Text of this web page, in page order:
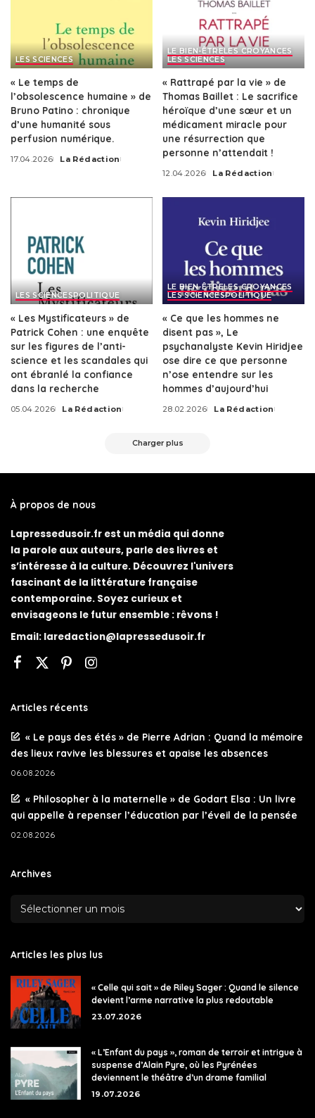
LES SCIENCES
« Le temps de
l’obsolescence humaine » de
Bruno Patino : chronique
d’une humanité sous
perfusion numérique.
17.04.2026
Posted
La Rédaction
LE BIEN-ÊTRELES CROYANCES
LES SCIENCES
« Rattrapé par la vie » de
Thomas Baillet : Le sacrifice
héroïque d’une sœur et un
médicament miracle pour
une résurrection que
personne n’attendait !
12.04.2026
Posted
La Rédaction
LES SCIENCESPOLITIQUE
« Les Mystificateurs » de
Patrick Cohen : une enquête
sur les figures de l’anti-
science et les scandales qui
ont ébranlé la confiance
dans la recherche
05.04.2026
Posted
La Rédaction
LE BIEN-ÊTRELES CROYANCES
LES SCIENCESPOLITIQUE
« Ce que les hommes ne
disent pas », Le
psychanalyste Kevin Hiridjee
ose dire ce que personne
n’ose entendre sur les
hommes d’aujourd’hui
28.02.2026
Posted
La Rédaction
Charger plus
À propos de nous
Lapressedusoir.fr est un média qui donne
la parole aux auteurs, parle des livres et
s’intéresse à la culture. Découvrez l'univers
fascinant de la littérature française
contemporaine. Soyez curieux et
envisageons le futur ensemble : rêvons !
Email: laredaction@lapressedusoir.fr
Articles récents
« Le pays des étés » de Pierre Adrian : Quand la mémoire
des lieux ravive les blessures et apaise les absences
06.08.2026
« Philosopher à la maternelle » de Godart Elsa : Un livre
qui appelle à repenser l’éducation par l’éveil de la pensée
02.08.2026
Archives
Articles les plus lus
« Celle qui sait » de Riley Sager : Quand le silence
devient l’arme narrative la plus redoutable
23.07.2026
« L’Enfant du pays », roman de terroir et intrigue à
suspense d’Alain Pyre, où les Pyrénées
deviennent le théâtre d’un drame familial
19.07.2026